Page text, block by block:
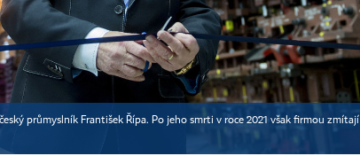
průmyslník František Řípa. Po jeho smrti v roce 2021 však firmou zmítají